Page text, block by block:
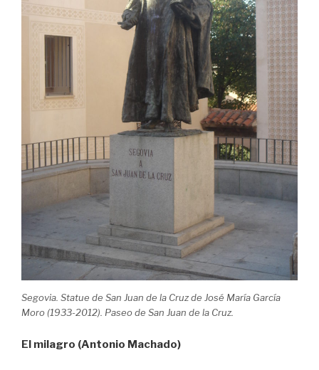
Segovia. Statue de San Juan de la Cruz de José María García
Moro (1933-2012). Paseo de San Juan de la Cruz.
El milagro (Antonio Machado)